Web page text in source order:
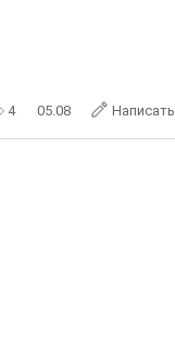
4 05.08 Написать